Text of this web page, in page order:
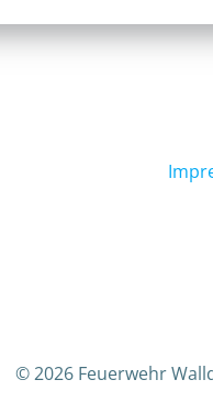
© 2026 Feuerwehr